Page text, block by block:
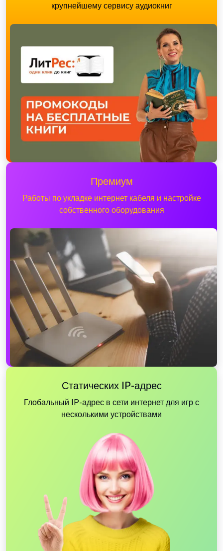
крупнейшему сервису аудиокниг
Премиум
Работы по укладке интернет кабеля и настройке
собственного оборудования
Статических IP-адрес
Глобальный IP-адрес в сети интернет для игр с
несколькими устройствами